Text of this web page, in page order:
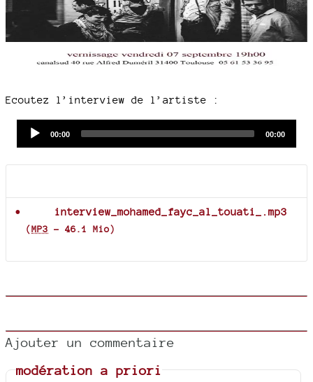
Ecoutez l’interview de l’artiste :
Current
00:00
Total
00:00
interview_mohamed_fayc_al_touati_.mp3
(MP3 - 46.1 Mio)
Ajouter un commentaire
modération a priori